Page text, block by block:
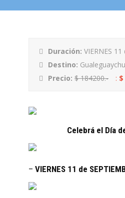
Duración: VIERNES
Destino:
Precio: $ 184200.- :
Celebrá el Día
– VIERNES 11 de